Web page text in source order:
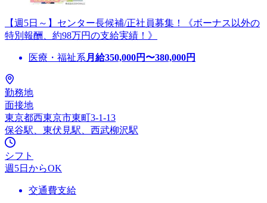
【週5日～】センター長候補/正社員募集！《ボーナス以外の
特別報酬、約98万円の支給実績！》
医療・福祉系 月給350,000円〜380,000円
勤務地
面接地
東京都西東京市東町3-1-13
保谷駅、東伏見駅、西武柳沢駅
シフト
週5日からOK
交通費支給